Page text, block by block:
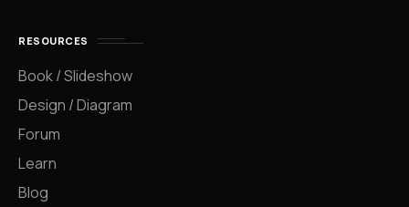
RESOURCES
Book / Slideshow
Design / Diagram
Forum
Learn
Blog